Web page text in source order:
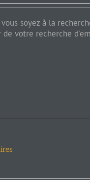
soyez à la
votre recherche